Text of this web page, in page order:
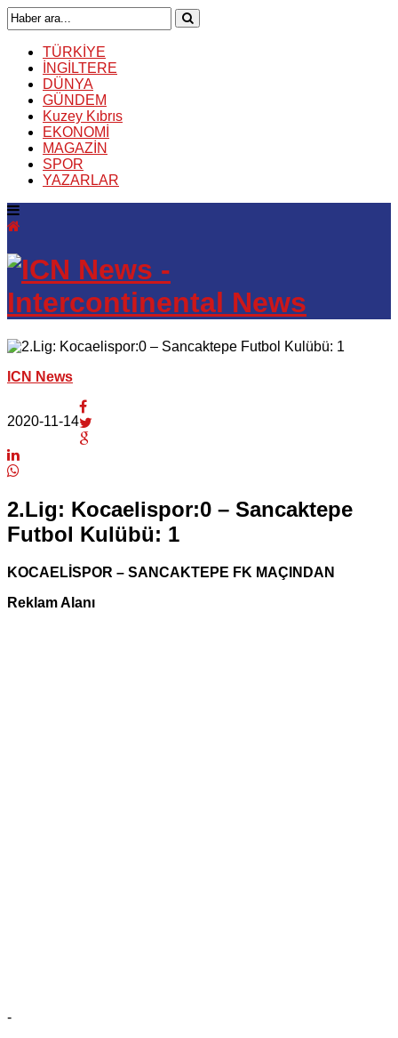
TÜRKİYE
İNGİLTERE
DÜNYA
GÜNDEM
Kuzey Kıbrıs
EKONOMİ
MAGAZİN
SPOR
YAZARLAR
ICN News
2020-11-14
2.Lig: Kocaelispor:0 – Sancaktepe
Futbol Kulübü: 1
KOCAELİSPOR – SANCAKTEPE FK MAÇINDAN
Reklam Alanı
-